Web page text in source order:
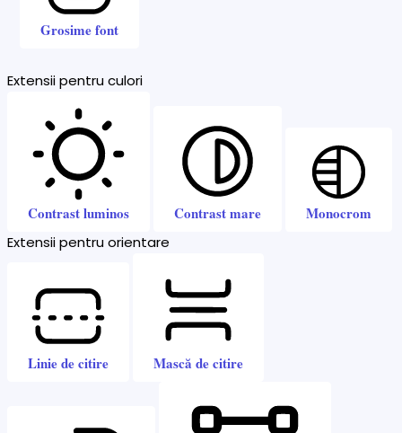
Grosime font
Extensii pentru culori
Contrast luminos Contrast mare Monocrom
Extensii pentru orientare
Linie de citire Mască de citire